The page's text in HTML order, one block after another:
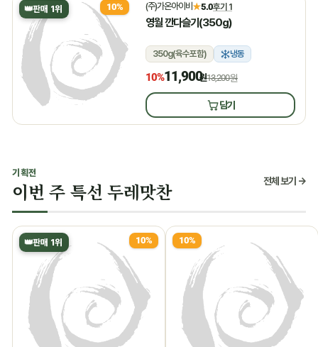
👑판매 1위 10% (주)가온아이비★5.0후기 1
영월 깐다슬기(350g)
350g(육수포함) 냉동
10%11,900원13,200원
담기
기획전
이번 주 특선 두레맛찬 전체 보기 →
👑판매 1위 10% 10%